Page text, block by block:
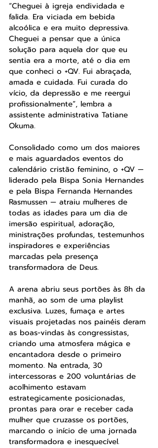
“Cheguei à igreja endividada e
falida. Era viciada em bebida
alcoólica e era muito depressiva.
Cheguei a pensar que a única
solução para aquela dor que eu
sentia era a morte, até o dia em
que conheci o +QV. Fui abraçada,
amada e cuidada. Fui curada do
vício, da depressão e me reergui
profissionalmente”, lembra a
assistente administrativa Tatiane
Okuma.
Consolidado como um dos maiores
e mais aguardados eventos do
calendário cristão feminino, o +QV —
liderado pela Bispa Sonia Hernandes
e pela Bispa Fernanda Hernandes
Rasmussen — atraiu mulheres de
todas as idades para um dia de
imersão espiritual, adoração,
ministrações profundas, testemunhos
inspiradores e experiências
marcadas pela presença
transformadora de Deus.
A arena abriu seus portões às 8h da
manhã, ao som de uma playlist
exclusiva. Luzes, fumaça e artes
visuais projetadas nos painéis deram
as boas-vindas às congressistas,
criando uma atmosfera mágica e
encantadora desde o primeiro
momento. Na entrada, 30
intercessoras e 200 voluntárias de
acolhimento estavam
estrategicamente posicionadas,
prontas para orar e receber cada
mulher que cruzasse os portões,
marcando o início de uma jornada
transformadora e inesquecível.